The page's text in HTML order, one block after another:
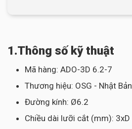
1.Thông số kỹ thuật
Mã hàng: ADO-3D 6.2-7
Thương hiệu: OSG - Nhật Bản
Đường kính: Ø6.2
Chiều dài lưỡi cắt (mm): 3xD